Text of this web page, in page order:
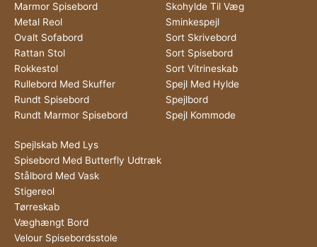
Marmor Spisebord
Metal Reol
Ovalt Sofabord
Rattan Stol
Rokkestol
Rullebord Med Skuffer
Rundt Spisebord
Rundt Marmor Spisebord
Skohylde Til Væg
Sminkespejl
Sort Skrivebord
Sort Spisebord
Sort Vitrineskab
Spejl Med Hylde
Spejlbord
Spejl Kommode
Spejlskab Med Lys
Spisebord Med Butterfly Udtræk
Stålbord Med Vask
Stigereol
Tørreskab
Væghængt Bord
Velour Spisebordsstole